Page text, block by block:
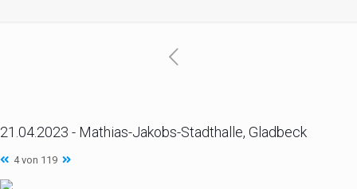
21.04.2023 - Mathias-Jakobs-Stadthalle, Gladbeck
4 von 119